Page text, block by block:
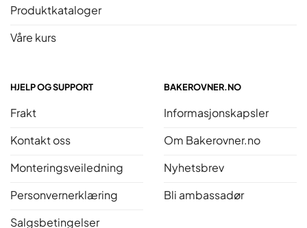
Produktkataloger
Våre kurs
HJELP OG SUPPORT
Frakt
Kontakt oss
Monteringsveiledning
Personvernerklæring
Salgsbetingelser
BAKEROVNER.NO
Informasjonskapsler
Om Bakerovner.no
Nyhetsbrev
Bli ambassadør